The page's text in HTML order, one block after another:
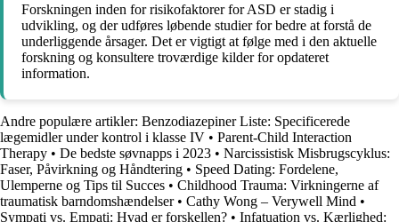
Forskningen inden for risikofaktorer for ASD er stadig i
udvikling, og der udføres løbende studier for bedre at forstå de
underliggende årsager. Det er vigtigt at følge med i den aktuelle
forskning og konsultere troværdige kilder for opdateret
information.
Andre populære artikler: Benzodiazepiner Liste: Specificerede
lægemidler under kontrol i klasse IV • Parent-Child Interaction
Therapy • De bedste søvnapps i 2023 • Narcissistisk Misbrugscyklus:
Faser, Påvirkning og Håndtering • Speed Dating: Fordelene,
Ulemperne og Tips til Succes • Childhood Trauma: Virkningerne af
traumatisk barndomshændelser• Cathy Wong – Verywell Mind •
Sympati vs. Empati: Hvad er forskellen? • Infatuation vs. Kærlighed: